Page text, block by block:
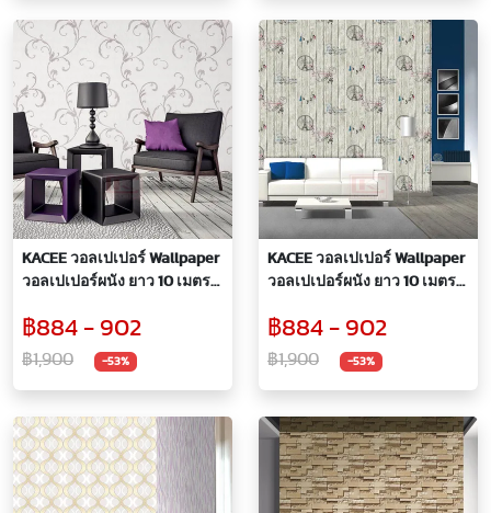
KACEE วอลเปเปอร์ Wallpaper
วอลเปเปอร์ผนัง ยาว 10 เมตร
โทน
฿884 - 902
฿1,900 -53%
KACEE วอลเปเปอร์ Wallpaper
วอลเปเปอร์ผนัง ยาว 10 เมตร
พิมพ์ลายหอไอเฟล สีสวยงาม
฿884 - 902
฿1,900 -53%